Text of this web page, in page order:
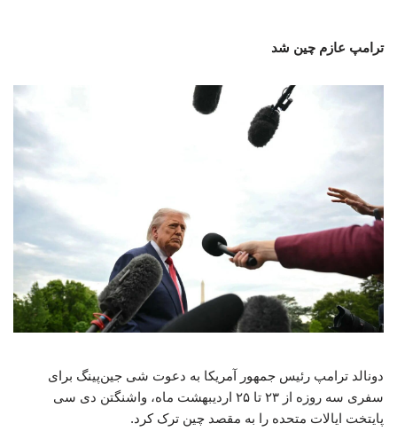
ترامپ عازم چین شد
دونالد ترامپ رئیس جمهور آمریکا به دعوت شی جین‌پینگ برای
سفری سه روزه از ۲۳ تا ۲۵ اردیبهشت ماه، واشنگتن دی سی
پایتخت ایالات متحده را به مقصد چین ترک کرد.